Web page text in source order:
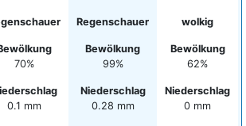
70%
0.1 mm
Regenschauer
Bewölkung
99%
Niederschlag
0.28 mm
wolkig
Bewölkung
62%
Niederschlag
0 mm